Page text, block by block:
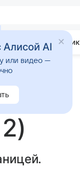
Учебник
Алисой AI
или видео —